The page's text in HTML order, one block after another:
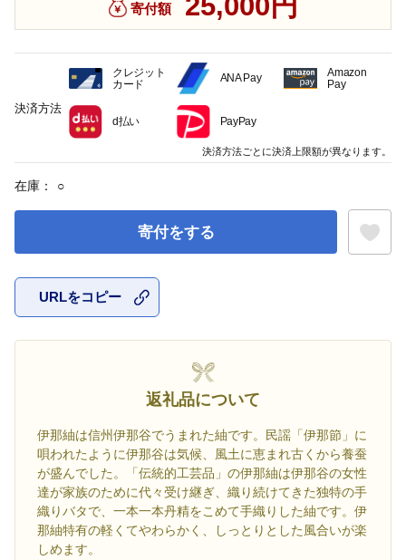
寄付額
在庫： ○
寄付をする
URLをコピー
返礼品について
伊那紬は信州伊那谷でうまれた紬です。民謡「伊那節」に
唄われたように伊那谷は気候、風土に恵まれ古くから養蚕
が盛んでした。「伝統的工芸品」の伊那紬は伊那谷の女性
達が家族のために代々受け継ぎ、織り続けてきた独特の手
織りバタで、一本一本丹精をこめて手織りした紬です。伊
那紬特有の軽くてやわらかく、しっとりとした風合いが楽
しめます。
決済方法
クレジット
カード
ANA Pay
Amazon
Pay
d払い PayPay
決済方法ごとに決済上限額が異なります。